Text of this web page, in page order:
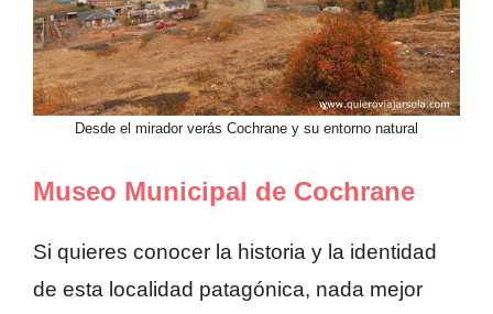
Desde el mirador verás Cochrane y su entorno natural
Museo Municipal de Cochrane
Si quieres conocer la historia y la identidad
de esta localidad patagónica, nada mejor